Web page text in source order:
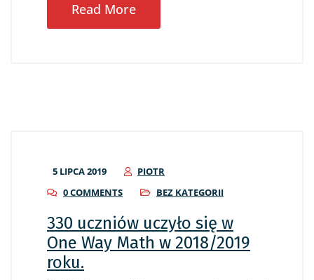
Read More
5 LIPCA 2019
PIOTR
0 COMMENTS
BEZ KATEGORII
330 uczniów uczyło się w
One Way Math w 2018/2019
roku.